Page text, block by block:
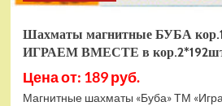
Шахматы магнитные БУБА
ИГРАЕМ ВМЕСТЕ в
Цена от: 189 руб.
Магнитные шахматы «Буба» ТМ